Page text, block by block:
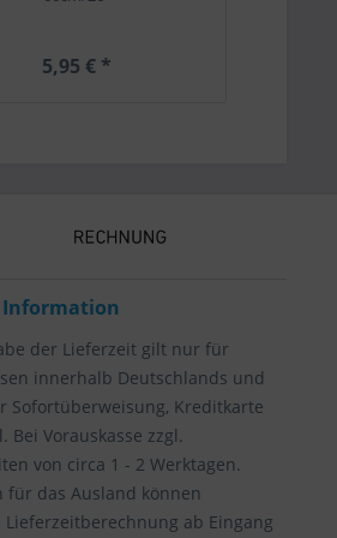
5,95 € *
der Lieferzeit gilt nur für
innerhalb Deutschlands und
Sofortüberweisung, Kreditkarte
Bei Vorauskasse zzgl.
von circa 1 - 2 Werktagen.
für das Ausland können
Lieferzeitberechnung ab Eingang